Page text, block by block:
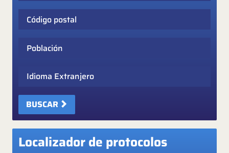
Idioma Extranjero
BUSCAR
Localizador de protocolos